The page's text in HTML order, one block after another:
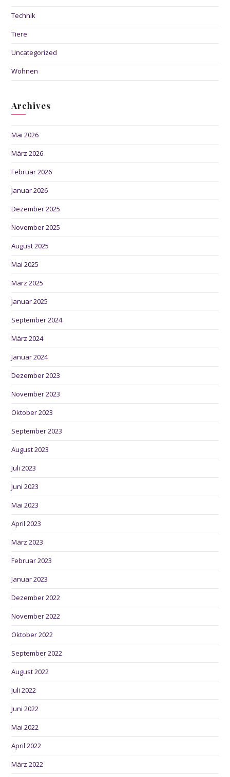
Technik
Tiere
Uncategorized
Wohnen
Archives
Mai 2026
März 2026
Februar 2026
Januar 2026
Dezember 2025
November 2025
August 2025
Mai 2025
März 2025
Januar 2025
September 2024
März 2024
Januar 2024
Dezember 2023
November 2023
Oktober 2023
September 2023
August 2023
Juli 2023
Juni 2023
Mai 2023
April 2023
März 2023
Februar 2023
Januar 2023
Dezember 2022
November 2022
Oktober 2022
September 2022
August 2022
Juli 2022
Juni 2022
Mai 2022
April 2022
März 2022